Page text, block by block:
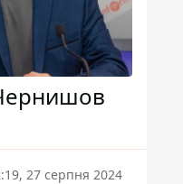
27 серпня 2024